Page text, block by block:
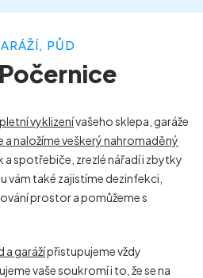
PŮD
vyklizenívašeho sklepa, garáže
a naložíme veškerý nahromaděný
a spotřebiče, zrezlé nářadí i zbytky
vám také zajistíme dezinfekci,
prostor a pomůžeme s
a garážípřistupujeme vždy
vaše soukromí i to, že se na